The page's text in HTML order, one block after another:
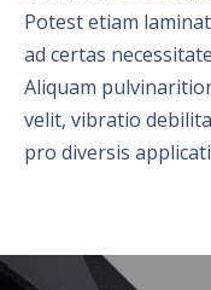
Potest etiam
ad certas
Aliquam
velit, vibratio
pro diversis